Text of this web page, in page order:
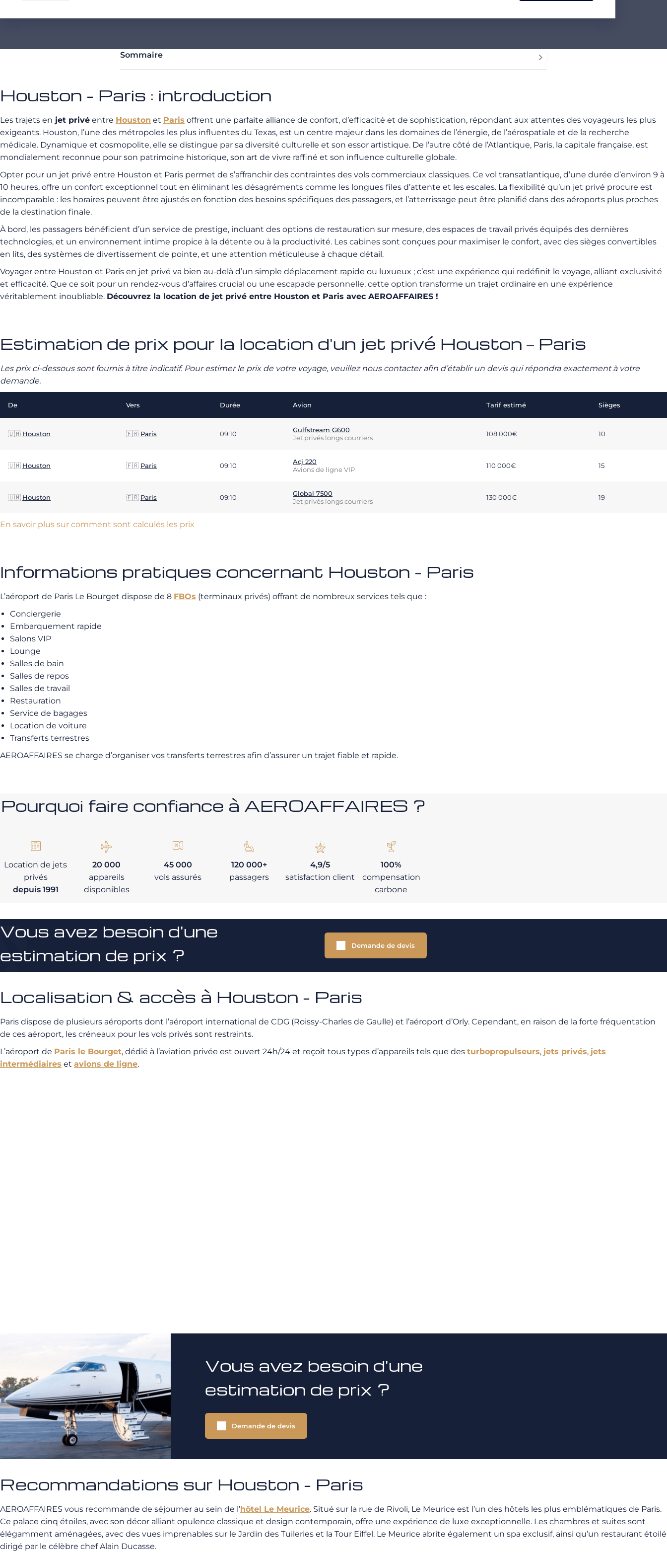
Sommaire
Houston - Paris : introduction
Les trajets en jet privé entre Houston et Paris offrent une parfaite alliance de confort, d’efficacité et de sophistication, répondant aux attentes des voyageurs les plus
exigeants. Houston, l’une des métropoles les plus influentes du Texas, est un centre majeur dans les domaines de l’énergie, de l’aérospatiale et de la recherche
médicale. Dynamique et cosmopolite, elle se distingue par sa diversité culturelle et son essor artistique. De l’autre côté de l’Atlantique, Paris, la capitale française, est
mondialement reconnue pour son patrimoine historique, son art de vivre raffiné et son influence culturelle globale.
Opter pour un jet privé entre Houston et Paris permet de s’affranchir des contraintes des vols commerciaux classiques. Ce vol transatlantique, d’une durée d’environ 9 à
10 heures, offre un confort exceptionnel tout en éliminant les désagréments comme les longues files d’attente et les escales. La flexibilité qu’un jet privé procure est
incomparable : les horaires peuvent être ajustés en fonction des besoins spécifiques des passagers, et l’atterrissage peut être planifié dans des aéroports plus proches
de la destination finale.
À bord, les passagers bénéficient d’un service de prestige, incluant des options de restauration sur mesure, des espaces de travail privés équipés des dernières
technologies, et un environnement intime propice à la détente ou à la productivité. Les cabines sont conçues pour maximiser le confort, avec des sièges convertibles
en lits, des systèmes de divertissement de pointe, et une attention méticuleuse à chaque détail.
Voyager entre Houston et Paris en jet privé va bien au-delà d’un simple déplacement rapide ou luxueux ; c’est une expérience qui redéfinit le voyage, alliant exclusivité
et efficacité. Que ce soit pour un rendez-vous d’affaires crucial ou une escapade personnelle, cette option transforme un trajet ordinaire en une expérience
véritablement inoubliable. Découvrez la location de jet privé entre Houston et Paris avec AEROAFFAIRES !
Estimation de prix pour la location d'un jet privé Houston – Paris
Les prix ci-dessous sont fournis à titre indicatif. Pour estimer le prix de votre voyage, veuillez nous contacter afin d’établir un devis qui répondra exactement à votre
demande.
De Vers Durée Avion Tarif estimé Sièges
🇺🇲 Houston 🇫🇷 Paris 09:10
Gulfstream G600
Jet privés longs courriers
108 000€ 10
🇺🇲 Houston 🇫🇷 Paris 09:10
Acj 220
Avions de ligne VIP
110 000€ 15
🇺🇲 Houston 🇫🇷 Paris 09:10
Global 7500
Jet privés longs courriers
130 000€ 19
En savoir plus sur comment sont calculés les prix
Informations pratiques concernant Houston - Paris
L’aéroport de Paris Le Bourget dispose de 8 FBOs (terminaux privés) offrant de nombreux services tels que :
Conciergerie
Embarquement rapide
Salons VIP
Lounge
Salles de bain
Salles de repos
Salles de travail
Restauration
Service de bagages
Location de voiture
Transferts terrestres
AEROAFFAIRES se charge d’organiser vos transferts terrestres afin d’assurer un trajet fiable et rapide.
Pourquoi faire confiance à AEROAFFAIRES ?
Location de jets
privés
depuis 1991
20 000
appareils
disponibles
45 000
vols assurés
120 000+
passagers
4,9/5
satisfaction client
100%
compensation
carbone
Vous avez besoin d'une
estimation de prix ?
Demande de devis
Localisation & accès à Houston - Paris
Paris dispose de plusieurs aéroports dont l’aéroport international de CDG (Roissy-Charles de Gaulle) et l’aéroport d’Orly. Cependant, en raison de la forte fréquentation
de ces aéroport, les créneaux pour les vols privés sont restraints.
L’aéroport de Paris le Bourget, dédié à l’aviation privée est ouvert 24h/24 et reçoit tous types d’appareils tels que des turbopropulseurs, jets privés, jets
intermédiaires et avions de ligne.
Vous avez besoin d'une
estimation de prix ?
Demande de devis
Recommandations sur Houston - Paris
AEROAFFAIRES vous recommande de séjourner au sein de l’hôtel Le Meurice. Situé sur la rue de Rivoli, Le Meurice est l’un des hôtels les plus emblématiques de Paris.
Ce palace cinq étoiles, avec son décor alliant opulence classique et design contemporain, offre une expérience de luxe exceptionnelle. Les chambres et suites sont
élégamment aménagées, avec des vues imprenables sur le Jardin des Tuileries et la Tour Eiffel. Le Meurice abrite également un spa exclusif, ainsi qu’un restaurant étoilé
dirigé par le célèbre chef Alain Ducasse.